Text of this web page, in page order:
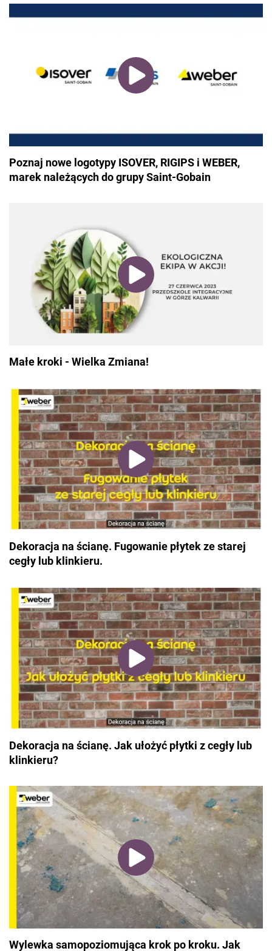
Poznaj nowe logotypy ISOVER, RIGIPS i WEBER,
marek należących do grupy Saint-Gobain
Małe kroki - Wielka Zmiana!
Dekoracja na ścianę. Fugowanie płytek ze starej
cegły lub klinkieru.
Dekoracja na ścianę. Jak ułożyć płytki z cegły lub
klinkieru?
Wylewka samopoziomująca krok po kroku. Jak